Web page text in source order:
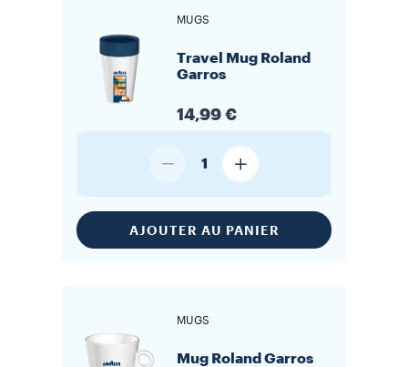
MUGS
Travel Mug Roland
Garros
14,99 €
1
AJOUTER AU PANIER
MUGS
Mug Roland Garros